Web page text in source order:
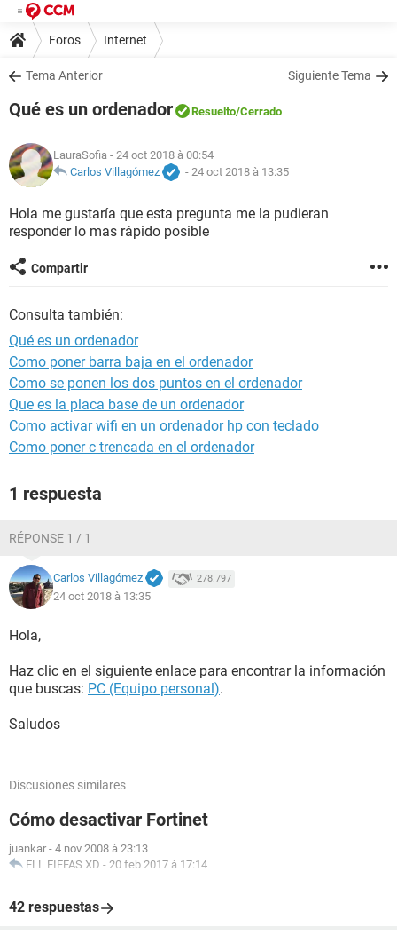
Foros Internet
Tema Anterior Siguiente Tema
Qué es un ordenador Resuelto/Cerrado
LauraSofia - 24 oct 2018 à 00:54
Carlos Villagómez
- 24 oct 2018 à 13:35
Hola me gustaría que esta pregunta me la pudieran
responder lo mas rápido posible
Compartir
Consulta también:
Qué es un ordenador
Como poner barra baja en el ordenador
Como se ponen los dos puntos en el ordenador
Que es la placa base de un ordenador
Como activar wifi en un ordenador hp con teclado
Como poner c trencada en el ordenador
1 respuesta
RÉPONSE 1 / 1
Carlos Villagómez 278.797
24 oct 2018 à 13:35
Hola,
Haz clic en el siguiente enlace para encontrar la información
que buscas: PC (Equipo personal).
Saludos
Discusiones similares
Cómo desactivar Fortinet
juankar - 4 nov 2008 à 23:13
ELL FIFFAS XD - 20 feb 2017 à 17:14
42 respuestas